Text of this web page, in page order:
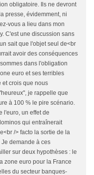
obligatoire. Ils ne devront
presse, évidemment, ni
vous a lieu dans mon
C'est une discussion sans
sait que l'objet seul de<br
avoir des conséquences
dans l'obligation
euro et ses terribles
et crois que nous
je rappelle que
à 100 % le pire scénario.
l'euro, un effet de
qui entraînerait
/> facto la sortie de la
demande à ces
sur deux hypothèses : le
zone euro pour la France
du secteur banques-